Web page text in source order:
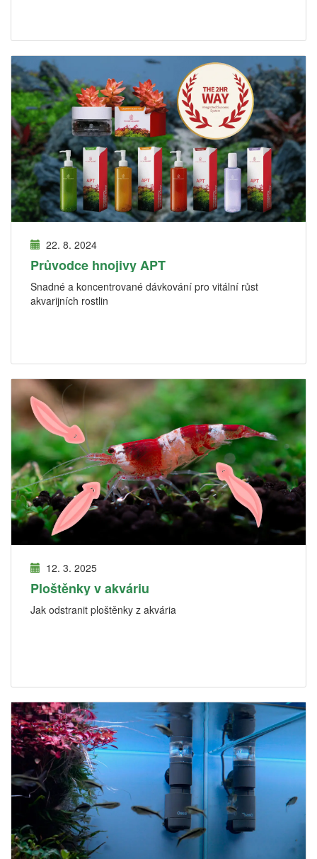
22. 8. 2024
Průvodce hnojivy APT
Snadné a koncentrované dávkování pro vitální růst
akvarijních rostlin
12. 3. 2025
Ploštěnky v akváriu
Jak odstranit ploštěnky z akvária